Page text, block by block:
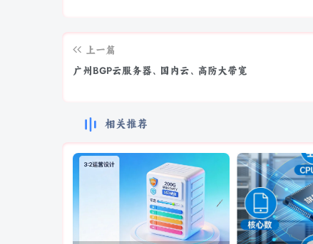
上一篇
广州BGP云服务器、国内云、高防大带宽
相关推荐